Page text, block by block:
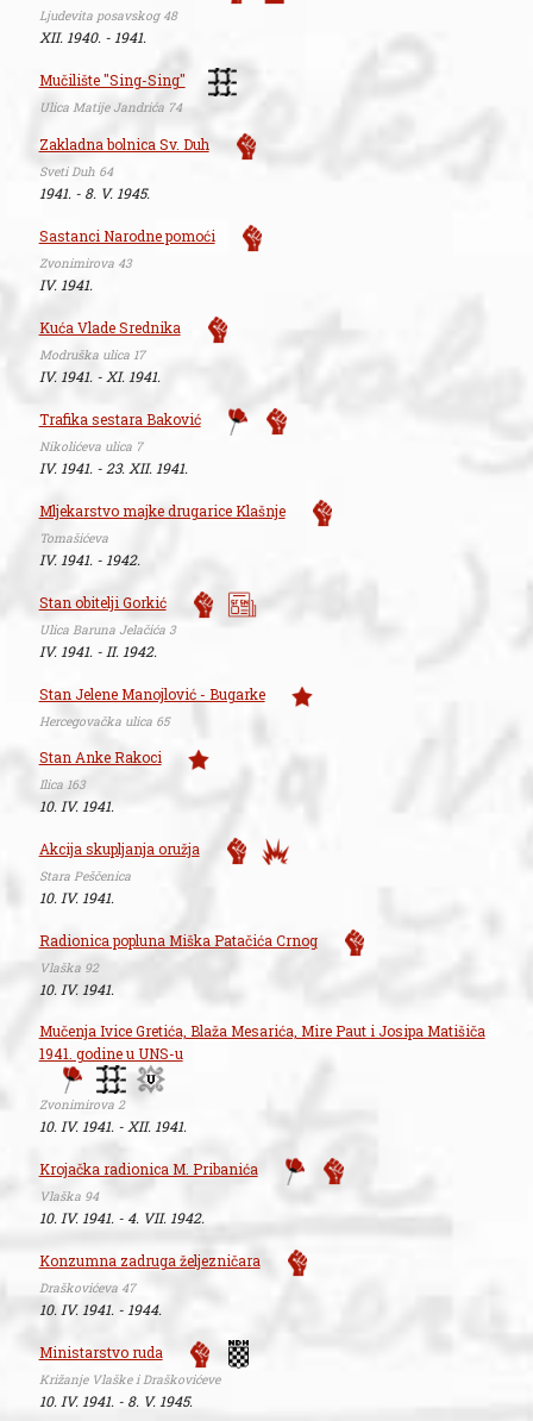
Ljudevita posavskog 48
XII. 1940. - 1941.
Mučilište "Sing-Sing"
Ulica Matije Jandrića 74
Zakladna bolnica Sv. Duh
Sveti Duh 64
1941. - 8. V. 1945.
Sastanci Narodne pomoći
Zvonimirova 43
IV. 1941.
Kuća Vlade Srednika
Modruška ulica 17
IV. 1941. - XI. 1941.
Trafika sestara Baković
Nikolićeva ulica 7
IV. 1941. - 23. XII. 1941.
Mljekarstvo majke drugarice Klašnje
Tomašićeva
IV. 1941. - 1942.
Stan obitelji Gorkić
Ulica Baruna Jelačića 3
IV. 1941. - II. 1942.
Stan Jelene Manojlović - Bugarke
Hercegovačka ulica 65
Stan Anke Rakoci
Ilica 163
10. IV. 1941.
Akcija skupljanja oružja
Stara Peščenica
10. IV. 1941.
Radionica popluna Miška Patačića Crnog
Vlaška 92
10. IV. 1941.
Mučenja Ivice Gretića, Blaža Mesarića, Mire Paut i Josipa Matišiča
1941. godine u UNS-u
Zvonimirova 2
10. IV. 1941. - XII. 1941.
Krojačka radionica M. Pribanića
Vlaška 94
10. IV. 1941. - 4. VII. 1942.
Konzumna zadruga željezničara
Draškovićeva 47
10. IV. 1941. - 1944.
Ministarstvo ruda
Križanje Vlaške i Draškovićeve
10. IV. 1941. - 8. V. 1945.